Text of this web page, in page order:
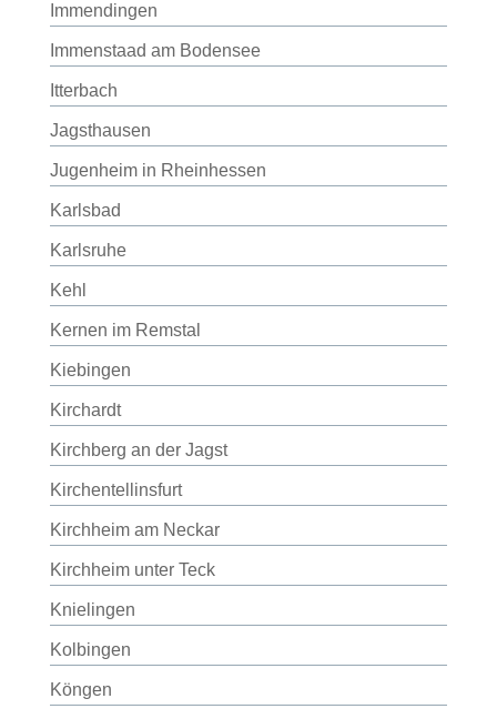
Immendingen
Immenstaad am Bodensee
Itterbach
Jagsthausen
Jugenheim in Rheinhessen
Karlsbad
Karlsruhe
Kehl
Kernen im Remstal
Kiebingen
Kirchardt
Kirchberg an der Jagst
Kirchentellinsfurt
Kirchheim am Neckar
Kirchheim unter Teck
Knielingen
Kolbingen
Köngen